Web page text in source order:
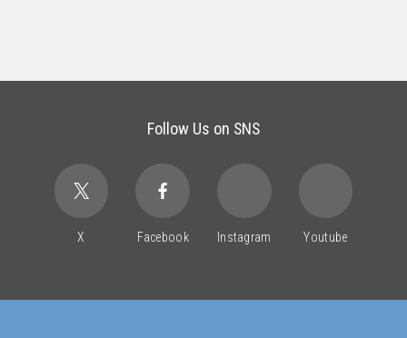
Follow Us on SNS
X Facebook Instagram Youtube